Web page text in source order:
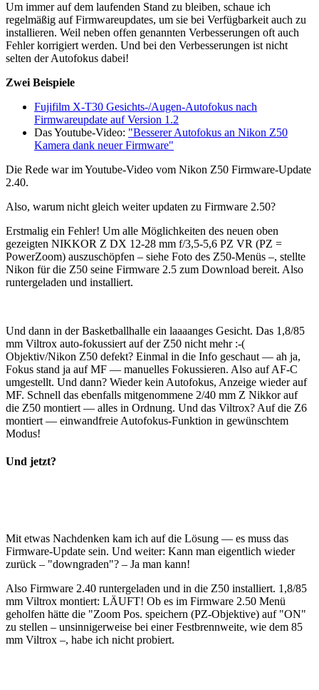
Um immer auf dem laufenden Stand zu bleiben, schaue ich
regelmäßig auf Firmwareupdates, um sie bei Verfügbarkeit auch zu
installieren. Weil neben offen genannten Verbesserungen oft auch
Fehler korrigiert werden. Und bei den Verbesserungen ist nicht
selten der Autofokus dabei!
Zwei Beispiele
Fujifilm X-T30 Gesichts-/Augen-Autofokus nach
Firmwareupdate auf Version 1.2
Das Youtube-Video: "Besserer Autofokus an Nikon Z50
Kamera dank neuer Firmware"
Die Rede war im Youtube-Video vom Nikon Z50 Firmware-Update
2.40.
Also, warum nicht gleich weiter updaten zu Firmware 2.50?
Erstmalig ein Fehler! Um alle Möglichkeiten des neuen oben
gezeigten NIKKOR Z DX 12-28 mm f/3,5-5,6 PZ VR (PZ =
PowerZoom) auszuschöpfen – siehe Foto des Z50-Menüs –, stellte
Nikon für die Z50 seine Firmware 2.5 zum Download bereit. Also
runtergeladen und installiert.
Und dann in der Basketballhalle ein laaaanges Gesicht. Das 1,8/85
mm Viltrox auto-fokussiert auf der Z50 nicht mehr :-(
Objektiv/Nikon Z50 defekt? Einmal in die Info geschaut — ah ja,
Fokus stand ja auf MF — manuelles Fokussieren. Also auf AF-C
umgestellt. Und dann? Wieder kein Autofokus, Anzeige wieder auf
MF. Schnell das ebenfalls mitgenommene 2/40 mm Z Nikkor auf
die Z50 montiert — alles in Ordnung. Und das Viltrox? Auf die Z6
montiert — einwandfreie Autofokus-Funktion in gewünschtem
Modus!
Und jetzt?
Mit etwas Nachdenken kam ich auf die Lösung — es muss das
Firmware-Update sein. Und weiter: Kann man eigentlich wieder
zurück – "downgraden"? – Ja man kann!
Also Firmware 2.40 runtergeladen und in die Z50 installiert. 1,8/85
mm Viltrox montiert: LÄUFT! Ob es im Firmware 2.50 Menü
geholfen hätte die "Zoom Pos. speichern (PZ-Objektive) auf "ON"
zu stellen – unsinnigerweise bei einer Festbrennweite, wie dem 85
mm Viltrox –, habe ich nicht probiert.